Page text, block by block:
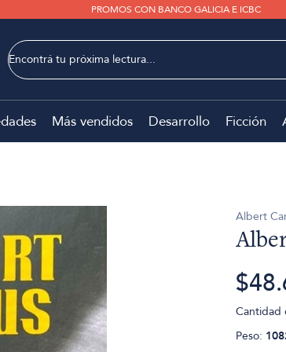
PROMOS CON BANCO GALICIA E ICBC
Más vendidos Desarrollo Ficción
Albert
Cantidad
Peso: